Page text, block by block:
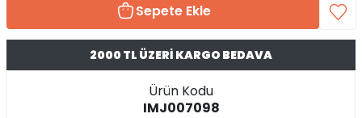
Sepete Ekle
2000 TL ÜZERİ KARGO BEDAVA
Ürün Kodu
IMJ007098